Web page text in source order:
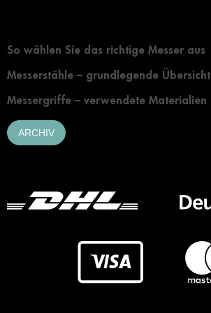
So wählen Sie das richtige Messer aus
Messerstähle – grundlegende Übersicht
Messergriffe – verwendete Materialien
ARCHIV